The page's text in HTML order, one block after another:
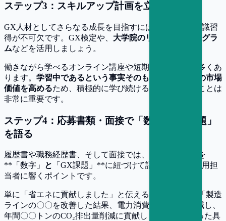
ステップ3：スキルアップ計画を立てる
GX人材としてさらなる成長を目指すには、体系的な知識習
得が不可欠です。GX検定や、 大学院のリカレントプログラ
ムなどを活用しましょう。
働きながら学べるオンライン講座や短期プログラムも多くあ
ります。 学習中であるという事実そのものが、あなたの市場
価値を高めるため、積極的に学び続ける姿勢を見せることは
非常に重要です。
ステップ4：応募書類・面接で「数字 × GX課題」
を語る
履歴書や職務経歴書、そして面接では、あなたの実績を
**「数字」
と
「GX課題」**に紐づけて語ることが、採用担
当者に響くポイントです。
単に「省エネに貢献しました」と伝えるのではなく、「製造
ラインの〇〇を改善した結果、電力消費量を〇〇%削減し、
年間〇〇トンのCO₂排出量削減に貢献しました」といった具